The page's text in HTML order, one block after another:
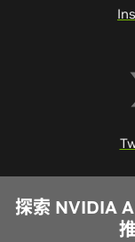
探索 NVIDIA